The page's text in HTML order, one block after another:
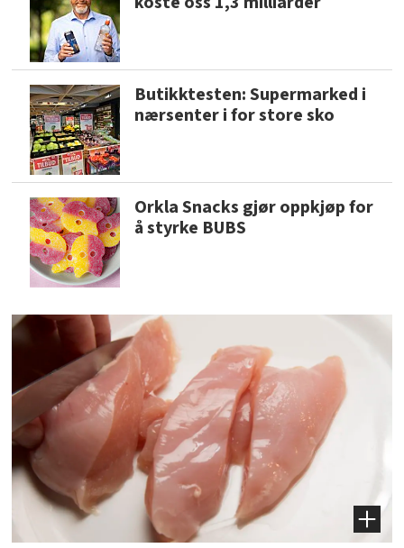
Butikktesten: Supermarked i
nærsenter i for store sko
Orkla Snacks gjør oppkjøp for
å styrke BUBS